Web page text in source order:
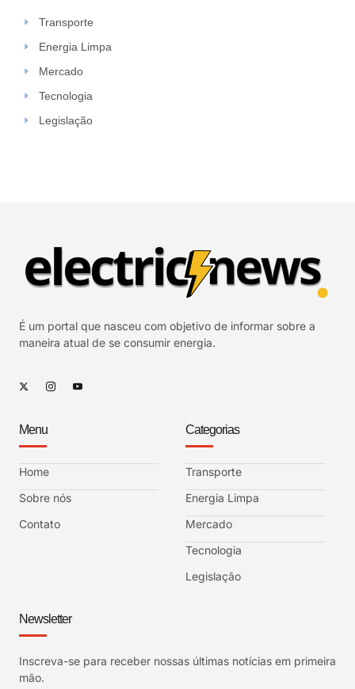
Transporte
Energia Limpa
Mercado
Tecnologia
Legislação
É um portal que nasceu com objetivo de informar sobre a
maneira atual de se consumir energia.
Menu
Home
Sobre nós
Contato
Categorias
Transporte
Energia Limpa
Mercado
Tecnologia
Legislação
Newsletter
Inscreva-se para receber nossas últimas notícias em primeira
mão.